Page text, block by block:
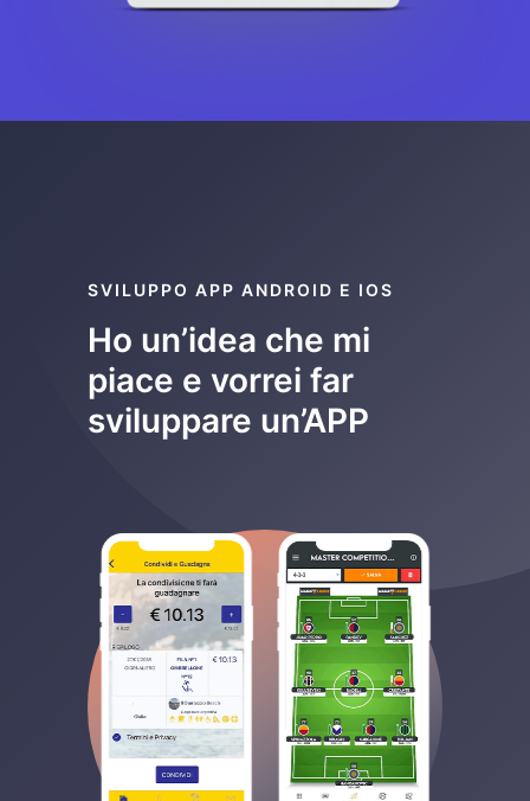
SVILUPPO APP ANDROID E IOS
Ho un’idea che mi
piace e vorrei far
sviluppare un’APP